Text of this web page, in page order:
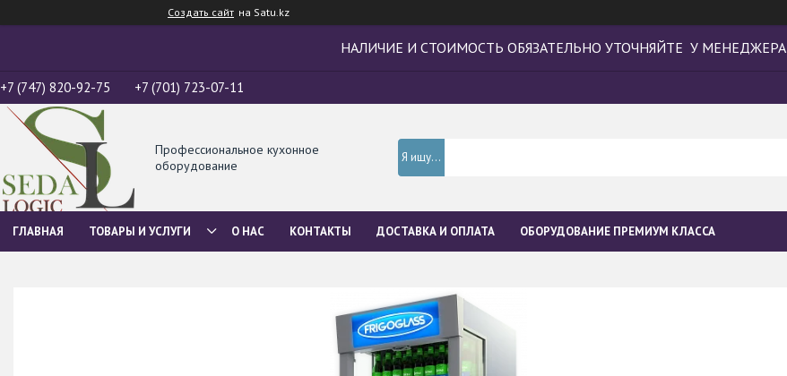
Создать сайт на Satu.kz
НАЛИЧИЕ И СТОИМОСТЬ ОБЯЗАТЕЛЬНО УТОЧНЯЙТЕ У МЕНЕДЖЕРА
+7 (747) 820-92-75 +7 (701) 723-07-11
Профессиональное кухонное
оборудование
ГЛАВНАЯ ТОВАРЫ И УСЛУГИ О НАС КОНТАКТЫ ДОСТАВКА И ОПЛАТА ОБОРУДОВАНИЕ ПРЕМИУМ КЛАССА